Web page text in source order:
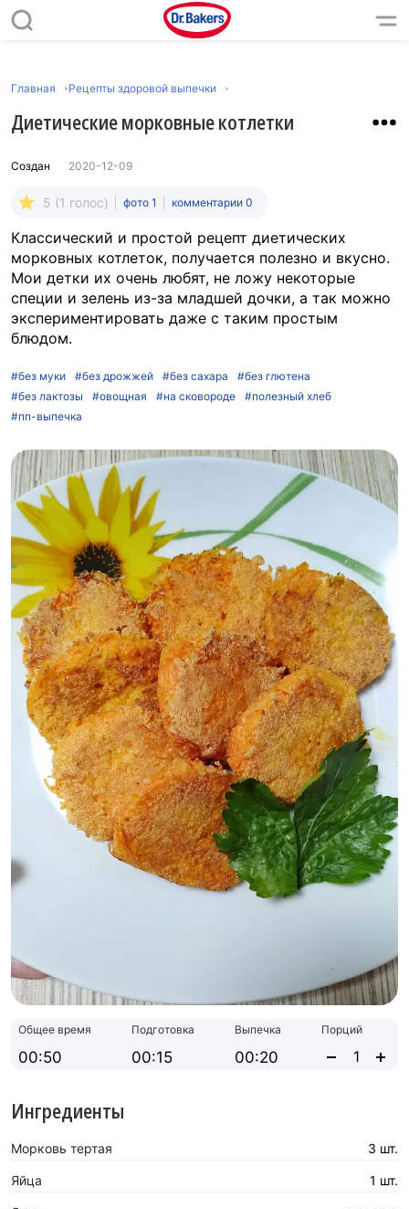
Главная Рецепты здоровой выпечки
Диетические морковные котлетки
Создан 2020-12-09
5 (1 голос) фото 1 комментарии 0
Классический и простой рецепт диетических
морковных котлеток, получается полезно и вкусно.
Мои детки их очень любят, не ложу некоторые
специи и зелень из-за младшей дочки, а так можно
экспериментировать даже с таким простым
блюдом.
#без муки #без дрожжей #без сахара
#без глютена
#без лактозы
#овощная #на сковороде
#полезный хлеб
#пп-выпечка
Общее время
00:50
Подготовка
00:15
Выпечка
00:20
Порций
Ингредиенты
Морковь тертая 3 шт.
Яйца 1 шт.